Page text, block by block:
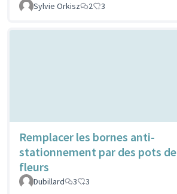
Sylvie Orkisz 2 3
Remplacer les bornes anti-
stationnement par des pots de
fleurs
Dubillard 3 3